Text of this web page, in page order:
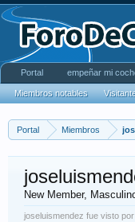
Portal Miembros
New Member,
joseluismendez fue visto
Portal empeñar mi
Miembros notables